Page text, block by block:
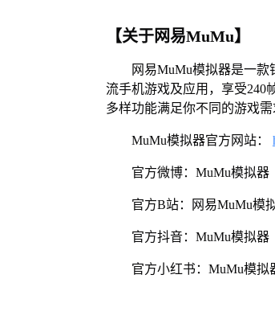
【关于网易MuMu】
网易MuMu模拟器是一
流手机游戏及应用，享受240
多样功能满足你不同的游戏
MuMu模拟器官方网站：
官方微博：MuMu模拟器
官方B站：网易MuMu模
官方抖音：MuMu模拟器
官方小红书：MuMu模拟